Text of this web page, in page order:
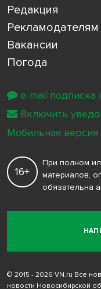
Редакция
Рекламодателям
Вакансии
Погода
16+
При полном
материалов,
обязательна
© 2015 - 2026 VN.ru Все
новости Новосибирской
e-mail подписка
Включить
Мобильная версия